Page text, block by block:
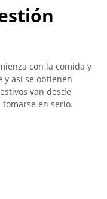
con la comida y
y así se obtienen
van desde
en serio.